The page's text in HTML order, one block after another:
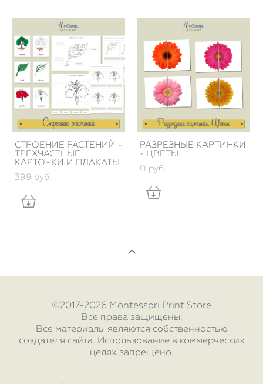
СТРОЕНИЕ РАСТЕНИЙ -
ТРЁХЧАСТНЫЕ
КАРТОЧКИ И ПЛАКАТЫ
399 pуб.
РАЗРЕЗНЫЕ КАРТИНКИ
- ЦВЕТЫ
0 pуб.
©2017-2026 Montessori Print Store
Все права защищены.
Все материалы являются собственностью
создателя сайта. Использование в коммерческих
целях запрещено.